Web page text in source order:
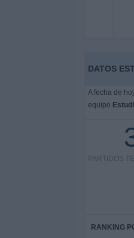
DATOS
A fecha de
equipo
PARTIDOS
RANKING